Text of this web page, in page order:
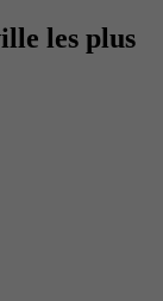
les plus